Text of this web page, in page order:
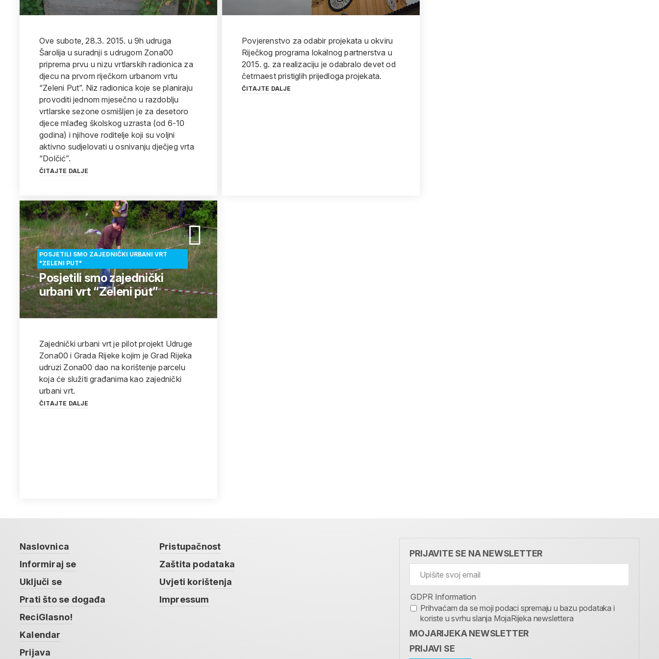
Ove subote, 28.3. 2015. u 9h udruga
Šarolija u suradnji s udrugom Zona00
priprema prvu u nizu vrtlarskih radionica za
djecu na prvom riječkom urbanom vrtu
“Zeleni Put”. Niz radionica koje se planiraju
provoditi jednom mjesečno u razdoblju
vrtlarske sezone osmišljen je za desetoro
djece mlađeg školskog uzrasta (od 6-10
godina) i njihove roditelje koji su voljni
aktivno sudjelovati u osnivanju dječjeg vrta
“Dolčić”.
ČITAJTE DALJE
Povjerenstvo za odabir projekata u okviru
Riječkog programa lokalnog partnerstva u
2015. g. za realizaciju je odabralo devet od
četrnaest pristiglih prijedloga projekata.
ČITAJTE DALJE
POSJETILI SMO ZAJEDNIČKI URBANI VRT
"ZELENI PUT"
Posjetili smo zajednički
urbani vrt “Zeleni put”
Zajednički urbani vrt je pilot projekt Udruge
Zona00 i Grada Rijeke kojim je Grad Rijeka
udruzi Zona00 dao na korištenje parcelu
koja će služiti građanima kao zajednički
urbani vrt.
ČITAJTE DALJE
Naslovnica
Informiraj se
Uključi se
Prati što se događa
ReciGlasno!
Kalendar
Prijava
Pristupačnost
Zaštita podataka
Uvjeti korištenja
Impressum
PRIJAVITE SE NA NEWSLETTER
GDPR Information
Prihvaćam da se moji podaci spremaju u bazu podataka i
koriste u svrhu slanja MojaRijeka newslettera
MOJARIJEKA NEWSLETTER
PRIJAVI SE